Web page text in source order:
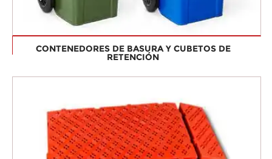
CONTENEDORES DE BASURA Y CUBETOS DE
RETENCIÓN